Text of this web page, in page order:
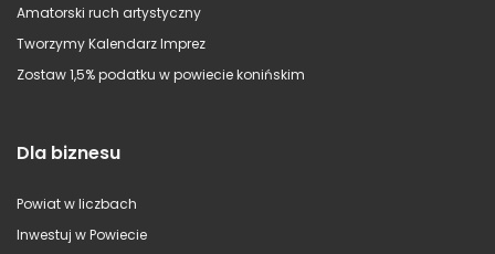
Amatorski ruch artystyczny
Tworzymy Kalendarz Imprez
Zostaw 1,5% podatku w powiecie konińskim
Dla biznesu
Powiat w liczbach
Inwestuj w Powiecie